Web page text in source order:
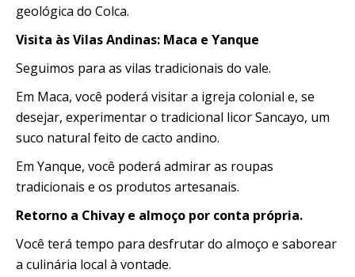
geológica do Colca.
Visita às Vilas Andinas: Maca e Yanque
Seguimos para as vilas tradicionais do vale.
Em Maca, você poderá visitar a igreja colonial e, se
desejar, experimentar o tradicional licor Sancayo, um
suco natural feito de cacto andino.
Em Yanque, você poderá admirar as roupas
tradicionais e os produtos artesanais.
Retorno a Chivay e almoço por conta própria.
Você terá tempo para desfrutar do almoço e saborear
a culinária local à vontade.